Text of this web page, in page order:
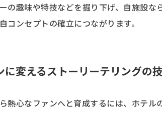
の趣味や特技などを掘り下げ、自施設
コンセプトの確立につながります。
に変えるストーリーテリングの
熱心なファンへと育成するには、ホテ